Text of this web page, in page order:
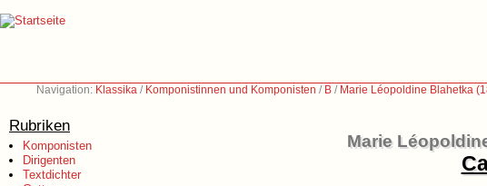
Navigation: Klassika / Komponistinnen und Komponisten / B / Marie Léopoldine Blahetka
Rubriken
Komponisten
Dirigenten
Textdichter
Marie